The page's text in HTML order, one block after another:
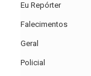
Eu Repórter
Falecimentos
Geral
Policial